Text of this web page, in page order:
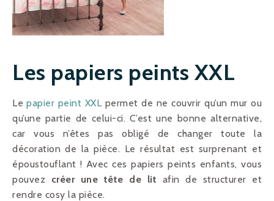
Les papiers peints XXL
Lepapier peint XXL permet de ne couvrir qu’un mur ou
qu’une partie de celui-ci. C’est une bonne alternative,
car vous n’êtes pas obligé de changer toute la
décoration de la pièce. Le résultat est surprenant et
époustouflant ! Avec ces papiers peints enfants, vous
pouvez créer une tête de lit afin de structurer et
rendre cosy la pièce.